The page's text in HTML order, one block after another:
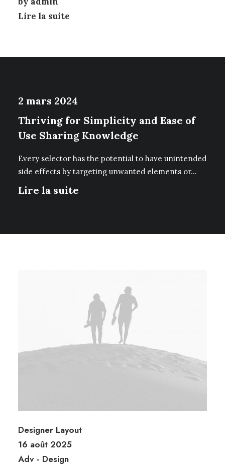
Lire la suite
2 mars 2024
Thriving for Simplicity and Ease of
Use Sharing Knowledge
Every selector has the potential to have unintended
side effects by targeting unwanted elements or…
Lire la suite
Designer Layout
16 août 2025
Adv - Design